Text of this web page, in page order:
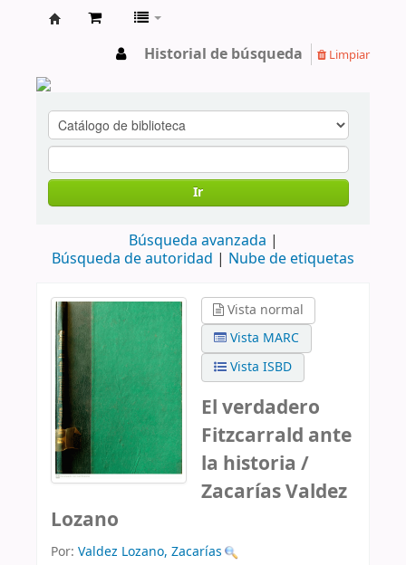
Historial de búsqueda Limpiar
Ir
Búsqueda avanzada
Búsqueda de autoridad
Nube de etiquetas
Vista normal
Vista MARC
Vista ISBD
El verdadero
Fitzcarrald ante
la historia /
Zacarías Valdez
Lozano
Por: Valdez Lozano, Zacarías